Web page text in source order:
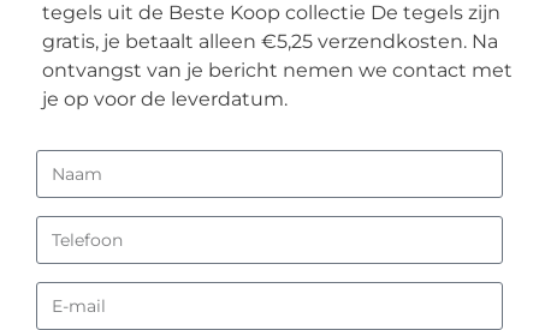
tegels uit de Beste Koop collectie De tegels zijn
gratis, je betaalt alleen €5,25 verzendkosten. Na
ontvangst van je bericht nemen we contact met
je op voor de leverdatum.